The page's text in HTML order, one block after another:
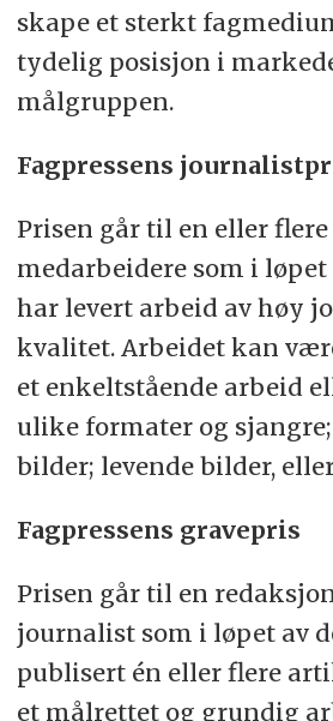
skape et sterkt
tydelig posisjon i
målgruppen.
Fagpressens
Prisen går til en eller
medarbeidere som i løpet
har levert arbeid av høy
kvalitet. Arbeidet kan
et enkeltstående arbeid
ulike formater og
bilder; levende bilder,
Fagpressens gravepris
Prisen går til en
journalist som i løpet av
publisert én eller flere
et målrettet og grundig